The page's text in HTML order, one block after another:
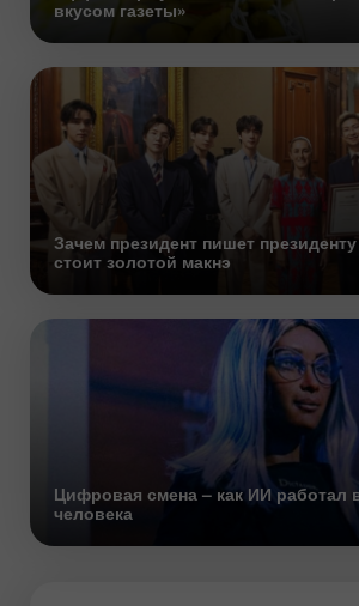
вкусом газеты»
Зачем президент пишет
стоит золотой макнэ
Цифровая смена – как ИИ работал
человека